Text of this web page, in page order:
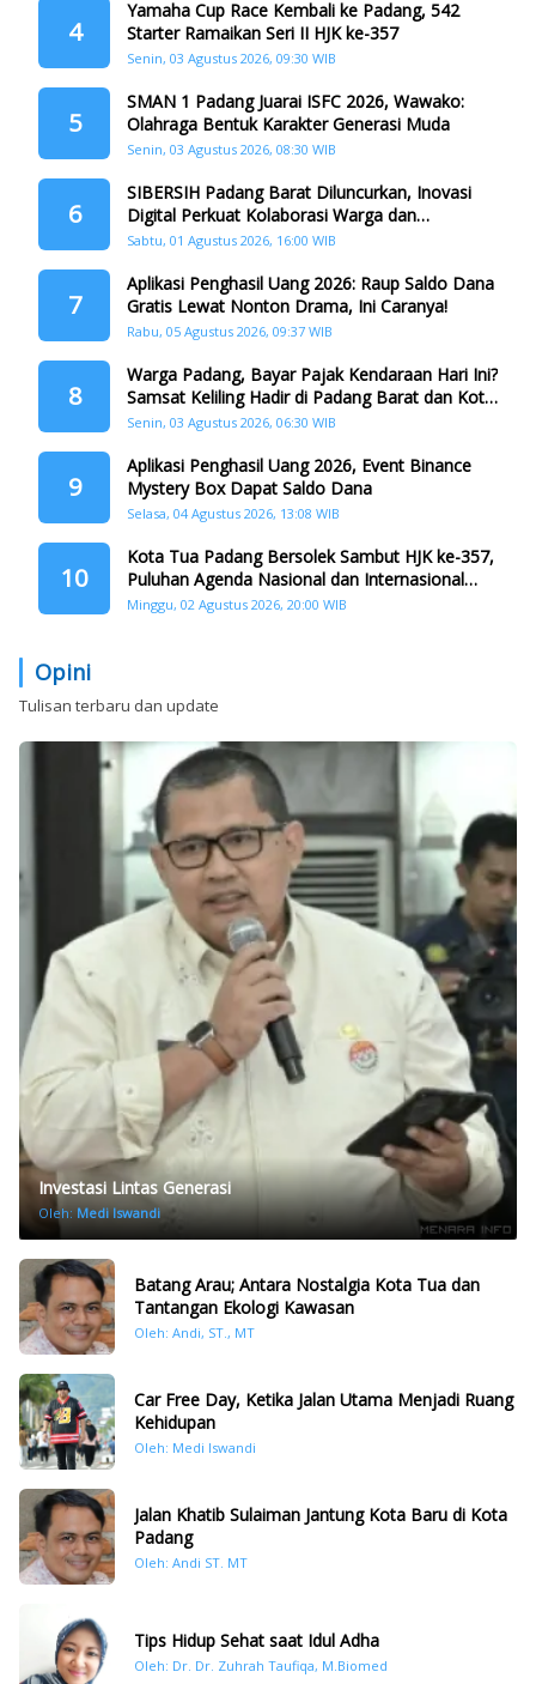
4
Yamaha Cup Race Kembali ke Padang, 542
Starter Ramaikan Seri II HJK ke-357
Senin, 03 Agustus 2026, 09:30 WIB
5
SMAN 1 Padang Juarai ISFC 2026, Wawako:
Olahraga Bentuk Karakter Generasi Muda
Senin, 03 Agustus 2026, 08:30 WIB
6
SIBERSIH Padang Barat Diluncurkan, Inovasi
Digital Perkuat Kolaborasi Warga dan
Pemerintah Atasi Persampahan
Sabtu, 01 Agustus 2026, 16:00 WIB
7
Aplikasi Penghasil Uang 2026: Raup Saldo Dana
Gratis Lewat Nonton Drama, Ini Caranya!
Rabu, 05 Agustus 2026, 09:37 WIB
8
Warga Padang, Bayar Pajak Kendaraan Hari Ini?
Samsat Keliling Hadir di Padang Barat dan Koto
Tangah
Senin, 03 Agustus 2026, 06:30 WIB
9
Aplikasi Penghasil Uang 2026, Event Binance
Mystery Box Dapat Saldo Dana
Selasa, 04 Agustus 2026, 13:08 WIB
10
Kota Tua Padang Bersolek Sambut HJK ke-357,
Puluhan Agenda Nasional dan Internasional
Siap Digelar
Minggu, 02 Agustus 2026, 20:00 WIB
Opini
Tulisan terbaru dan update
Investasi Lintas Generasi
Oleh: Medi Iswandi
Batang Arau; Antara Nostalgia Kota Tua dan
Tantangan Ekologi Kawasan
Oleh: Andi, ST., MT
Car Free Day, Ketika Jalan Utama Menjadi Ruang
Kehidupan
Oleh: Medi Iswandi
Jalan Khatib Sulaiman Jantung Kota Baru di Kota
Padang
Oleh: Andi ST. MT
Tips Hidup Sehat saat Idul Adha
Oleh: Dr. Dr. Zuhrah Taufiqa, M.Biomed